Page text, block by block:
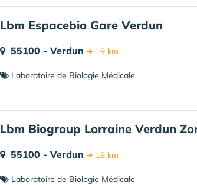
Lbm Espacebio Gare Verdun
55100 - Verdun ➔ 19 km
Laboratoire de Biologie Médicale
Lbm Biogroup Lorraine Verdun
55100 - Verdun ➔ 19 km
Laboratoire de Biologie Médicale